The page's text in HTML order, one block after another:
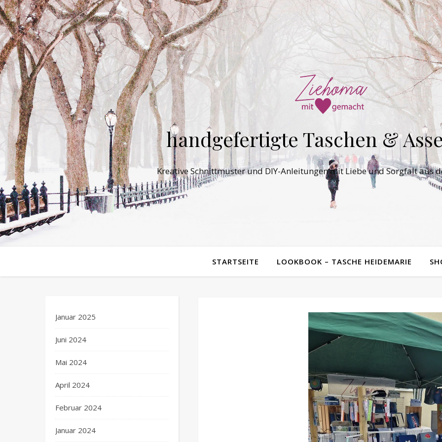
handgefertigte Taschen &
Kreative Schnittmuster und DIY-Anleitungen mit Liebe und Sorgfalt aus
STARTSEITE LOOKBOOK – TASCHE HEIDEMARIE
Januar 2025
Juni 2024
Mai 2024
April 2024
Februar 2024
Januar 2024